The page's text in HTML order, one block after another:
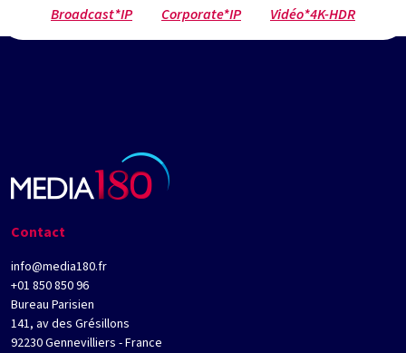
Broadcast*IP
Corporate*IP
Vidéo*4K-HDR
Contact
info@media180.fr
+01 850 850 96
Bureau Parisien
141, av des Grésillons
92230 Gennevilliers - France